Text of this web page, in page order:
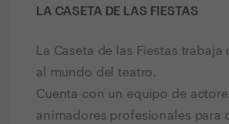
LA CASETA DE LAS FIESTAS
La Caseta de las Fiestas
al mundo del teatro.
Cuenta con un equipo de
animadores profesionales para